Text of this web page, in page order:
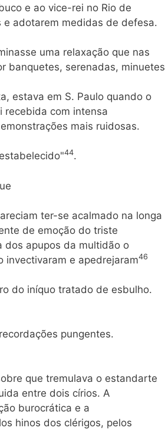
e ao vice-rei no Rio de
adotarem medidas de defesa.
uma relaxação que nas
banquetes, serenadas, minuetes
estava em S. Paulo quando o
recebida com intensa
mais ruidosas.
44.
ter-se acalmado na longa
de emoção do triste
dos apupos da multidão o
invectivaram e apedrejaram46
do iníquo tratado de esbulho.
pungentes.
que tremulava o estandarte
entre dois círios. A
burocrática e a
hinos dos clérigos, pelos